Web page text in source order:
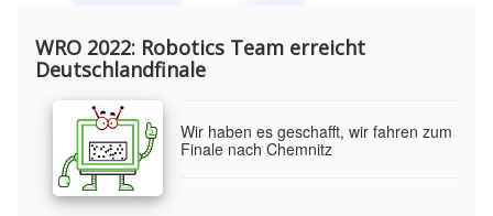
WRO 2022: Robotics Team erreicht
Deutschlandfinale
Wir haben es geschafft, wir fahren zum
Finale nach Chemnitz